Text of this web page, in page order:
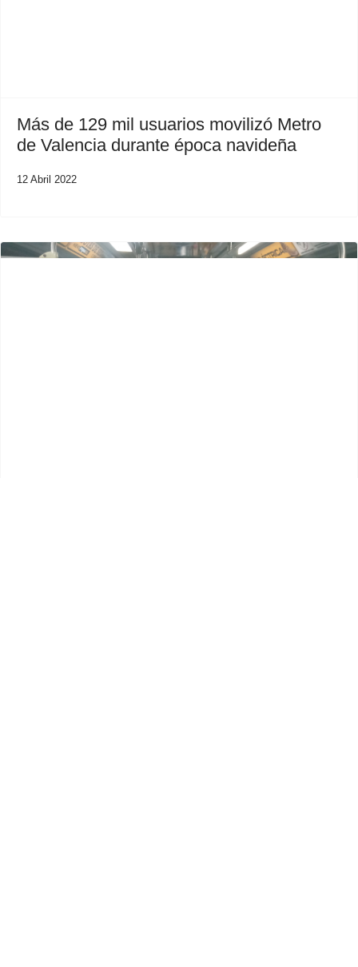
Más de 129 mil usuarios movilizó Metro
de Valencia durante época navideña
12 Abril 2022